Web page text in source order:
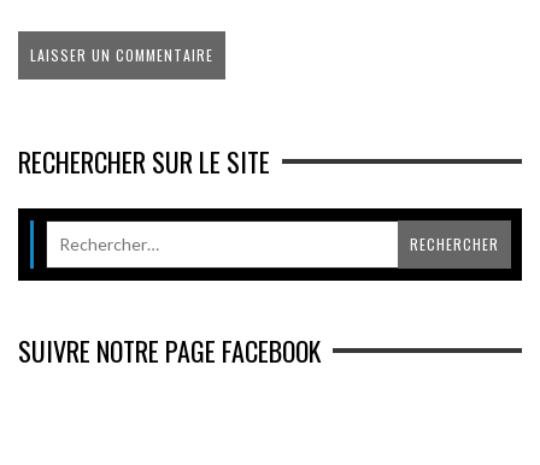
RECHERCHER SUR LE SITE
SUIVRE NOTRE PAGE FACEBOOK